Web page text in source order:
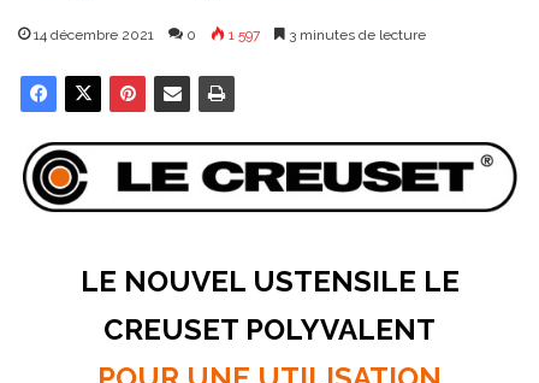
14 décembre 2021 0 1 597 3 minutes de lecture
LE NOUVEL USTENSILE LE
CREUSET POLYVALENT